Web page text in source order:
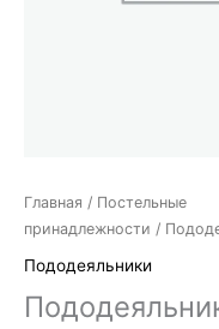
Главная / Постельные
принадлежности /
Пододеяльники